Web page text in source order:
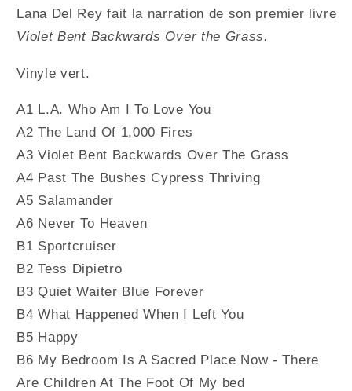
Backwards
Over
Grass
(Vinyle)
Backwards
Over
Lana Del Rey fait la narration de son premier livre
Violet Bent Backwards Over the Grass.
Vinyle vert.
A1 L.A. Who Am I To Love You
A2 The Land Of 1,000 Fires
A3 Violet Bent Backwards Over The Grass
A4 Past The Bushes Cypress Thriving
A5 Salamander
A6 Never To Heaven
B1 Sportcruiser
B2 Tess Dipietro
B3 Quiet Waiter Blue Forever
B4 What Happened When I Left You
B5 Happy
B6 My Bedroom Is A Sacred Place Now - There
Are Children At The Foot Of My bed